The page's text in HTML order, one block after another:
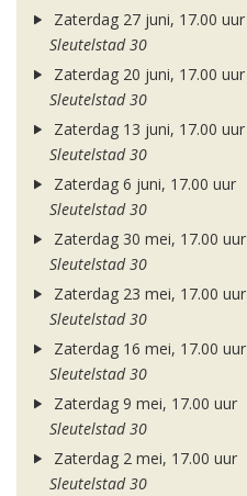
Zaterdag 27 juni, 17.00 uur
Sleutelstad 30
Zaterdag 20 juni, 17.00 uur
Sleutelstad 30
Zaterdag 13 juni, 17.00 uur
Sleutelstad 30
Zaterdag 6 juni, 17.00 uur
Sleutelstad 30
Zaterdag 30 mei, 17.00 uur
Sleutelstad 30
Zaterdag 23 mei, 17.00 uur
Sleutelstad 30
Zaterdag 16 mei, 17.00 uur
Sleutelstad 30
Zaterdag 9 mei, 17.00 uur
Sleutelstad 30
Zaterdag 2 mei, 17.00 uur
Sleutelstad 30